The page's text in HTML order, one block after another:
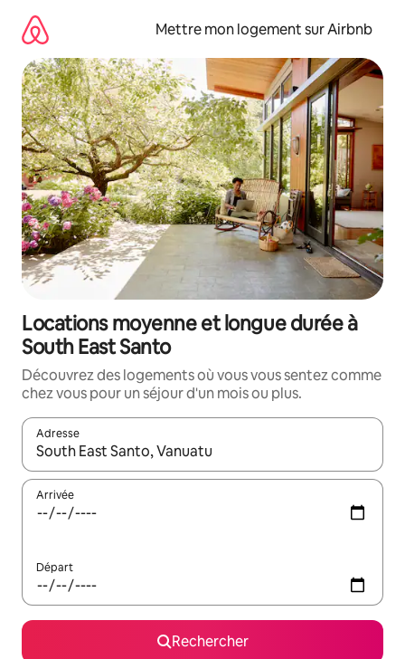
directement
contenu
Mettre mon logement sur Airbnb
Locations moyenne et longue durée à
South East Santo
Découvrez des logements où vous vous sentez comme
chez vous pour un séjour d'un mois ou plus.
Adresse
Lorsque les résultats s'affichent, utilisez les flèches vers le
Arrivée
Départ
Rechercher